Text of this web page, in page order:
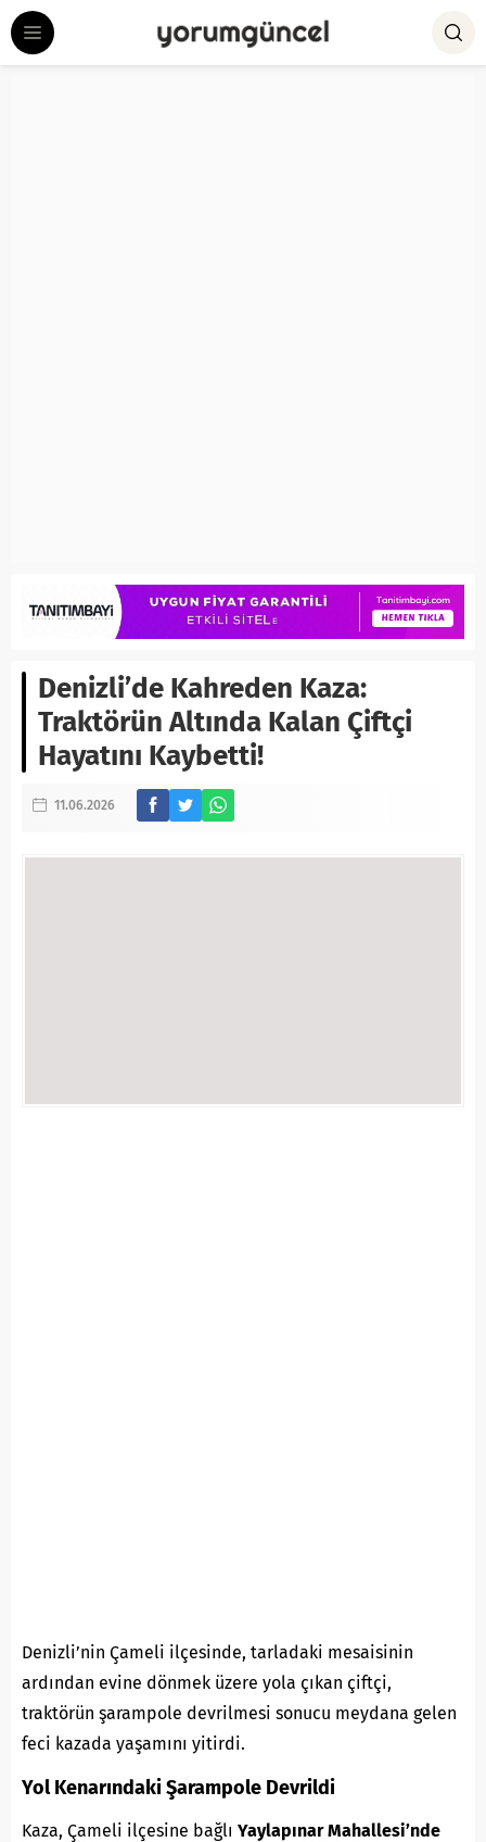
Denizli’de Kahreden Kaza:
Traktörün Altında Kalan Çiftçi
Hayatını Kaybetti!
11.06.2026
Denizli’nin Çameli ilçesinde, tarladaki mesaisinin
ardından evine dönmek üzere yola çıkan çiftçi,
traktörün şarampole devrilmesi sonucu meydana gelen
feci kazada yaşamını yitirdi.
Yol Kenarındaki Şarampole Devrildi
Kaza, Çameli ilçesine bağlı Yaylapınar Mahallesi’nde